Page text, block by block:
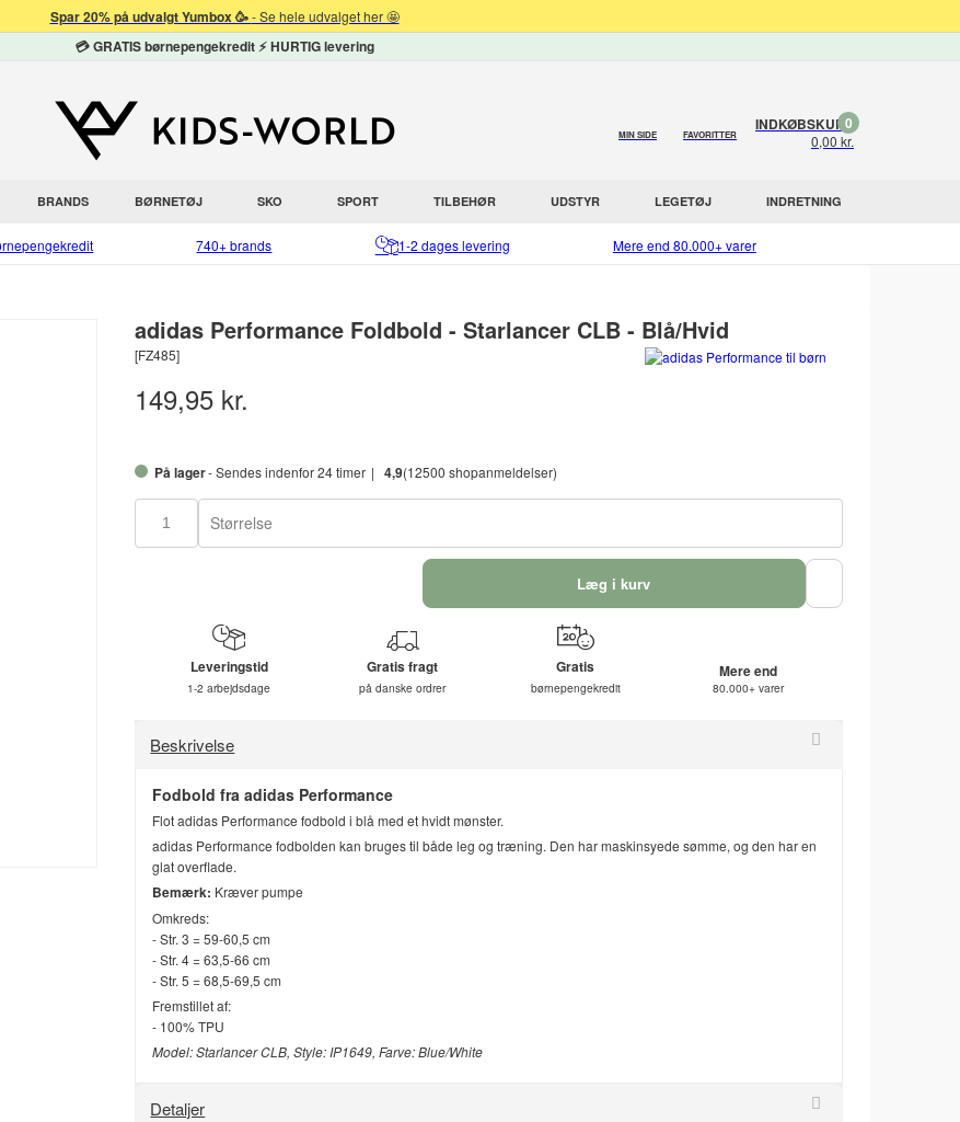
Spar 20% på udvalgt Yumbox 🥳- Se hele udvalget her 🤩
💳 GRATIS børnepengekredit ⚡ HURTIG levering
MIN SIDE FAVORITTER
INDKØBSKURV
0,00 kr.
0
BRANDS BØRNETØJ SKO SPORT TILBEHØR UDSTYR LEGETØJ INDRETNING
740+ brands 1-2 dages levering Mere end 80.000+ varer
adidas Performance Foldbold - Starlancer CLB - Blå/Hvid
[FZ485]
149,95 kr.
På lager- Sendes indenfor 24 timer 4,9(12500 shopanmeldelser)
Størrelse
Læg i kurv
Leveringstid
1-2 arbejdsdage
Gratis fragt
på danske ordrer
Gratis
børnepengekredit
Mere end
80.000+ varer
Beskrivelse
Fodbold fra adidas Performance
Flot adidas Performance fodbold i blå med et hvidt mønster.
adidas Performance fodbolden kan bruges til både leg og træning. Den har maskinsyede sømme, og den har en
glat overflade.
Bemærk: Kræver pumpe
Omkreds:
- Str. 3 = 59-60,5 cm
- Str. 4 = 63,5-66 cm
- Str. 5 = 68,5-69,5 cm
Fremstillet af:
- 100% TPU
Model: Starlancer CLB, Style: IP1649, Farve: Blue/White
Detaljer